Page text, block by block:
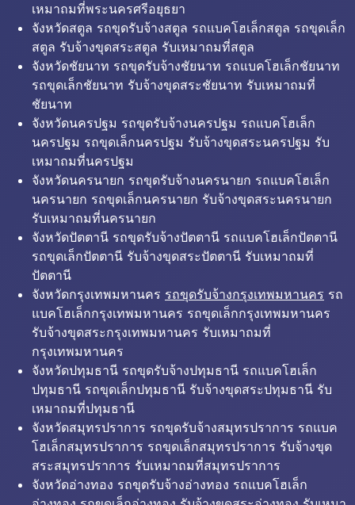
เหมาถมที่พระนครศรีอยุธยา
จังหวัดสตูล รถขุดรับจ้างสตูล รถแบคโฮเล็กสตูล รถขุดเล็ก
สตูล รับจ้างขุดสระสตูล รับเหมาถมที่สตูล
จังหวัดชัยนาท รถขุดรับจ้างชัยนาท รถแบคโฮเล็กชัยนาท
รถขุดเล็กชัยนาท รับจ้างขุดสระชัยนาท รับเหมาถมที่
ชัยนาท
จังหวัดนครปฐม รถขุดรับจ้างนครปฐม รถแบคโฮเล็ก
นครปฐม รถขุดเล็กนครปฐม รับจ้างขุดสระนครปฐม รับ
เหมาถมที่นครปฐม
จังหวัดนครนายก รถขุดรับจ้างนครนายก รถแบคโฮเล็ก
นครนายก รถขุดเล็กนครนายก รับจ้างขุดสระนครนายก
รับเหมาถมที่นครนายก
จังหวัดปัตตานี รถขุดรับจ้างปัตตานี รถแบคโฮเล็กปัตตานี
รถขุดเล็กปัตตานี รับจ้างขุดสระปัตตานี รับเหมาถมที่
ปัตตานี
จังหวัดกรุงเทพมหานคร รถขุดรับจ้างกรุงเทพมหานคร รถ
แบคโฮเล็กกรุงเทพมหานคร รถขุดเล็กกรุงเทพมหานคร
รับจ้างขุดสระกรุงเทพมหานคร รับเหมาถมที่
กรุงเทพมหานคร
จังหวัดปทุมธานี รถขุดรับจ้างปทุมธานี รถแบคโฮเล็ก
ปทุมธานี รถขุดเล็กปทุมธานี รับจ้างขุดสระปทุมธานี รับ
เหมาถมที่ปทุมธานี
จังหวัดสมุทรปราการ รถขุดรับจ้างสมุทรปราการ รถแบค
โฮเล็กสมุทรปราการ รถขุดเล็กสมุทรปราการ รับจ้างขุด
สระสมุทรปราการ รับเหมาถมที่สมุทรปราการ
จังหวัดอ่างทอง รถขุดรับจ้างอ่างทอง รถแบคโฮเล็ก